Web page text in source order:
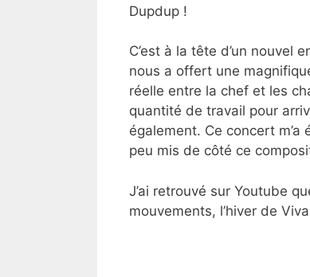
Dupdup !
C’est à la tête d’un nouvel
nous a offert une
réelle entre la chef et les
quantité de travail pour
également. Ce concert m’a
peu mis de côté ce
J’ai retrouvé sur Youtube
mouvements, l’hiver de